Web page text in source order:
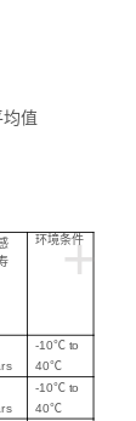
值
+
环境条件
-10℃to
40℃
-10℃to
40℃